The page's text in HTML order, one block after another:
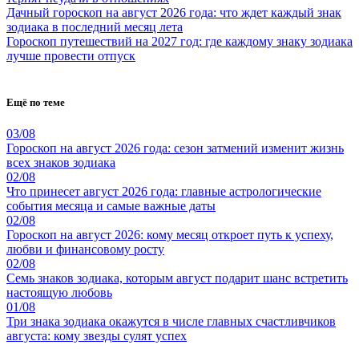
Дачный гороскоп на август 2026 года: что ждет каждый знак
зодиака в последний месяц лета
Гороскоп путешествий на 2027 год: где каждому знаку зодиака
лучше провести отпуск
Ещё по теме
03/08
Гороскоп на август 2026 года: сезон затмений изменит жизнь
всех знаков зодиака
02/08
Что принесет август 2026 года: главные астрологические
события месяца и самые важные даты
02/08
Гороскоп на август 2026: кому месяц откроет путь к успеху,
любви и финансовому росту
02/08
Семь знаков зодиака, которым август подарит шанс встретить
настоящую любовь
01/08
Три знака зодиака окажутся в числе главных счастливчиков
августа: кому звезды сулят успех